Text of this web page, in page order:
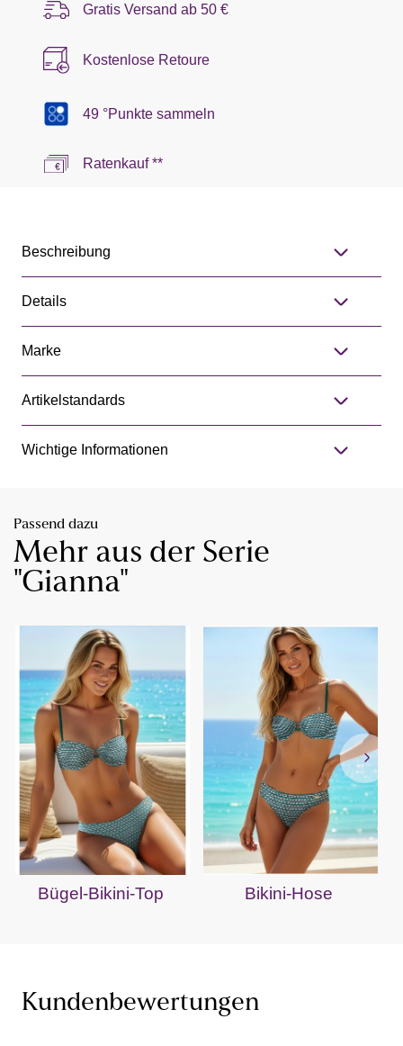
Gratis Versand ab 50 €
Kostenlose Retoure
49 °Punkte sammeln
Ratenkauf **
Beschreibung
Details
Marke
Artikelstandards
Wichtige Informationen
Passend dazu
Mehr aus der Serie
"Gianna"
Bügel-Bikini-Top Bikini-Hose
Kundenbewertungen